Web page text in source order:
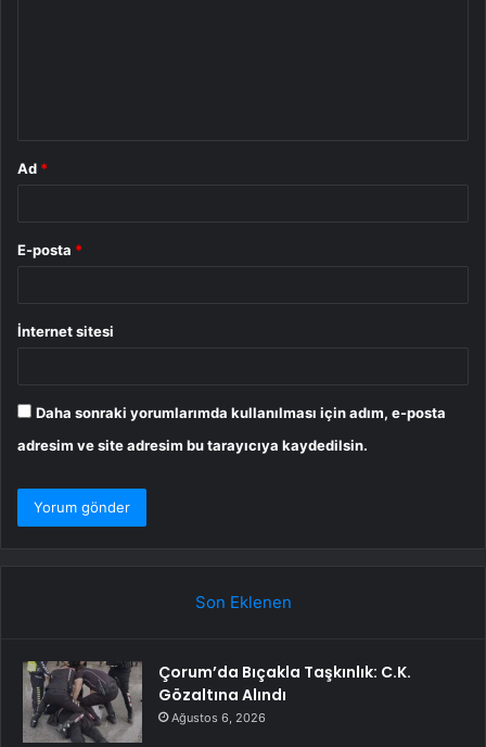
Ad *
E-posta *
İnternet sitesi
Daha sonraki yorumlarımda kullanılması için adım, e-posta
adresim ve site adresim bu tarayıcıya kaydedilsin.
Son Eklenen
Çorum’da Bıçakla Taşkınlık: C.K.
Gözaltına Alındı
Ağustos 6, 2026